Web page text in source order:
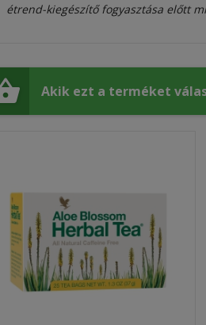
étrend-kiegészítő fogyasztása előtt
Akik ezt a terméket